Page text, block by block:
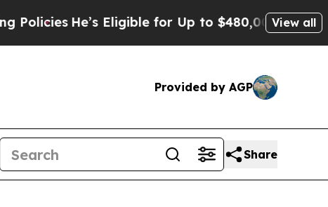
Eligible for Up to $480,000 After Being View all
Provided by AGP
Share